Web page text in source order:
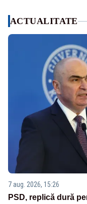
ACTUALITATE
7 aug. 2026, 15:26
PSD, replică dură